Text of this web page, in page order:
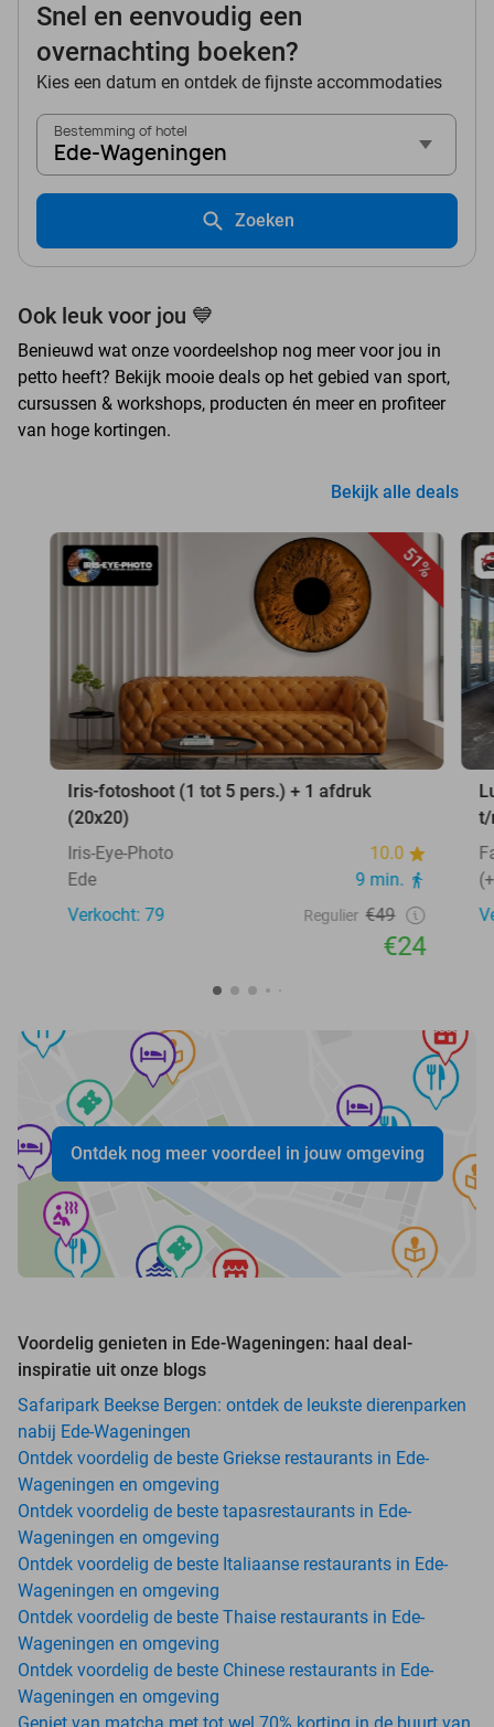
Snel en eenvoudig een
overnachting boeken?
Kies een datum en ontdek de fijnste accommodaties
Bestemming of hotel
Ede-Wageningen
Zoeken
Ook leuk voor jou 💙
Benieuwd wat onze voordeelshop nog meer voor jou in
petto heeft? Bekijk mooie deals op het gebied van sport,
cursussen & workshops, producten én meer en profiteer
van hoge kortingen.
Bekijk alle deals
51%
Iris-fotoshoot (1 tot 5 pers.) + 1 afdruk
(20x20)
Iris-Eye-Photo
10.0
Ede
9 min.
Verkocht: 79
Regulier €49
€24
t/
Ontdek nog meer voordeel in jouw omgeving
Voordelig genieten in Ede-Wageningen: haal deal-
inspiratie uit onze blogs
Safaripark Beekse Bergen: ontdek de leukste dierenparken
nabij Ede-Wageningen
Ontdek voordelig de beste Griekse restaurants in Ede-
Wageningen en omgeving
Ontdek voordelig de beste tapasrestaurants in Ede-
Wageningen en omgeving
Ontdek voordelig de beste Italiaanse restaurants in Ede-
Wageningen en omgeving
Ontdek voordelig de beste Thaise restaurants in Ede-
Wageningen en omgeving
Ontdek voordelig de beste Chinese restaurants in Ede-
Wageningen en omgeving
Geniet van matcha met tot wel 70% korting in de buurt van